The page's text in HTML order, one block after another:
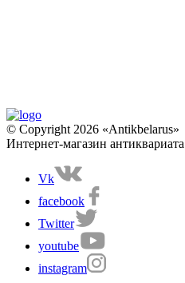
© Copyright 2026 «Antikbelarus»
Интернет-магазин антиквариата
Vk
facebook
Twitter
youtube
instagram